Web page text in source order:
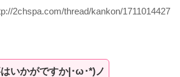
2chspa.com/thread/kankon/1711014427
いかがですか|･ω･*)ノ